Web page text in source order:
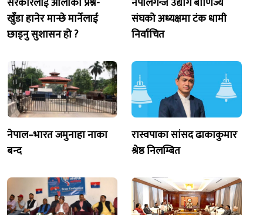
खुँडा हानेर मान्छे मार्नेलाई
छाड्नु सुशासन हो ?
संघको अध्यक्षमा टंक धामी
निर्वाचित
नेपाल–भारत जमुनाहा नाका
बन्द
रास्वपाका सांसद ढाकाकुमार
श्रेष्ठ निलम्बित